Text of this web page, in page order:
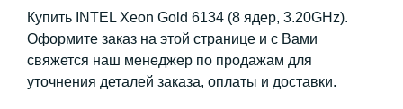
Купить INTEL Xeon Gold 6134 (8 ядер, 3.20GHz).
Оформите заказ на этой странице и с Вами
свяжется наш менеджер по продажам для
уточнения деталей заказа, оплаты и доставки.